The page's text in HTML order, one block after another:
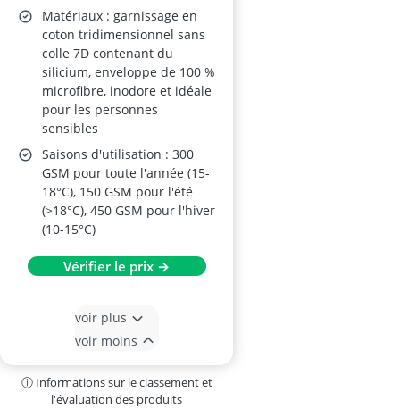
Matériaux : garnissage en
coton tridimensionnel sans
colle 7D contenant du
silicium, enveloppe de 100 %
microfibre, inodore et idéale
pour les personnes
sensibles
Saisons d'utilisation : 300
GSM pour toute l'année (15-
18°C), 150 GSM pour l'été
(>18°C), 450 GSM pour l'hiver
(10-15°C)
Vérifier le prix →
voir plus
voir moins
ⓘ Informations sur le classement et
l'évaluation des produits